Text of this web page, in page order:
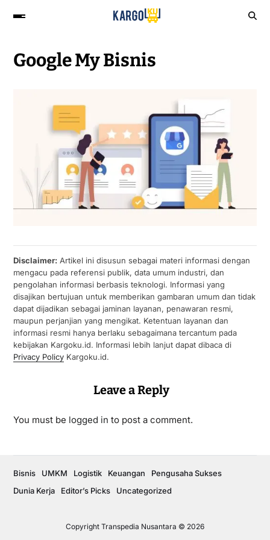
Google My Bisnis
Disclaimer:Artikel ini disusun sebagai materi informasi dengan
mengacu pada referensi publik, data umum industri, dan
pengolahan informasi berbasis teknologi. Informasi yang
disajikan bertujuan untuk memberikan gambaran umum dan tidak
dapat dijadikan sebagai jaminan layanan, penawaran resmi,
maupun perjanjian yang mengikat. Ketentuan layanan dan
informasi resmi hanya berlaku sebagaimana tercantum pada
kebijakan Kargoku.id. Informasi lebih lanjut dapat dibaca di
Privacy PolicyKargoku.id.
Leave a Reply
You must be logged in to post a comment.
Copyright Transpedia Nusantara © 2026
Bisnis UMKM Logistik Keuangan
Pengusaha Sukses
Dunia Kerja
Editor’s Picks Uncategorized